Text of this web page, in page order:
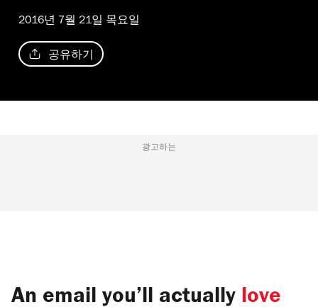
2016년 7월 21일 목요일
공유하기
광고하는
An email you’ll actually love